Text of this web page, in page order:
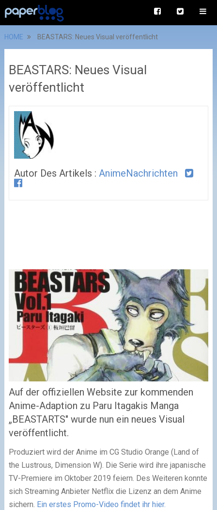
HOME BEASTARS: Neues Visual veröffentlicht
BEASTARS: Neues Visual
veröffentlicht
Autor Des Artikels : AnimeNachrichten
Auf der offiziellen Website zur kommenden
Anime-Adaption zu Paru Itagakis Manga
„BEASTARTS" wurde nun ein neues Visual
veröffentlicht.
Produziert wird der Anime im CG Studio Orange (Land of
the Lustrous, Dimension W). Die Serie wird ihre japanische
TV-Premiere im Oktober 2019 feiern. Des Weiteren konnte
sich Streaming Anbieter Netflix die Lizenz an dem Anime
sichern. Ein erstes Promo-Video findet ihr hier.